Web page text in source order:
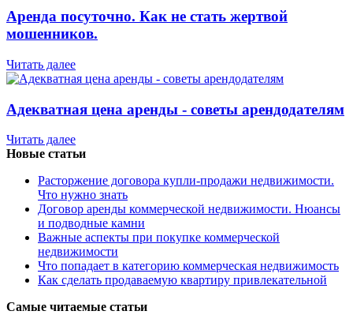
Аренда посуточно. Как не стать жертвой
мошенников.
Читать далее
Адекватная цена аренды - советы арендодателям
Читать далее
Новые статьи
Расторжение договора купли-продажи недвижимости.
Что нужно знать
Договор аренды коммерческой недвижимости. Нюансы
и подводные камни
Важные аспекты при покупке коммерческой
недвижимости
Что попадает в категорию коммерческая недвижимость
Как сделать продаваемую квартиру привлекательной
Самые читаемые статьи